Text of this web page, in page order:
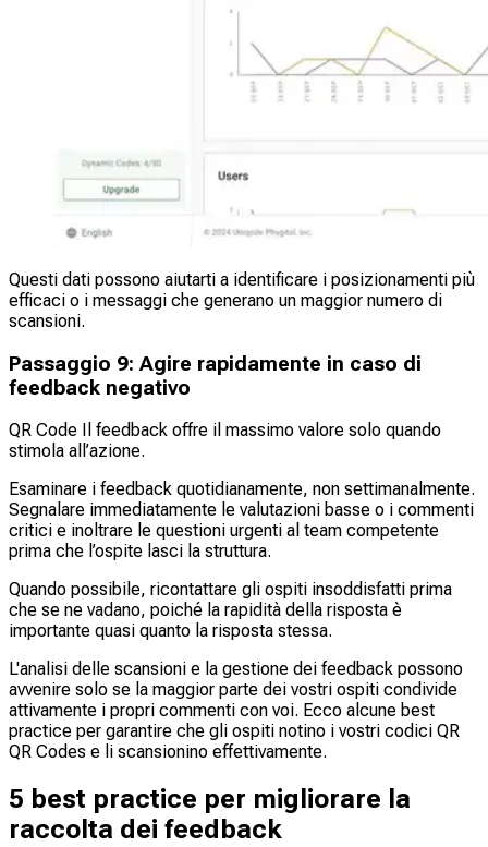
Questi dati possono aiutarti a identificare i posizionamenti più
efficaci o i messaggi che generano un maggior numero di
scansioni.
Passaggio 9: Agire rapidamente in caso di
feedback negativo
QR Code Il feedback offre il massimo valore solo quando
stimola all’azione.
Esaminare i feedback quotidianamente, non settimanalmente.
Segnalare immediatamente le valutazioni basse o i commenti
critici e inoltrare le questioni urgenti al team competente
prima che l’ospite lasci la struttura.
Quando possibile, ricontattare gli ospiti insoddisfatti prima
che se ne vadano, poiché la rapidità della risposta è
importante quasi quanto la risposta stessa.
L'analisi delle scansioni e la gestione dei feedback possono
avvenire solo se la maggior parte dei vostri ospiti condivide
attivamente i propri commenti con voi. Ecco alcune best
practice per garantire che gli ospiti notino i vostri codici QR
QR Codes e li scansionino effettivamente.
5 best practice per migliorare la
raccolta dei feedback